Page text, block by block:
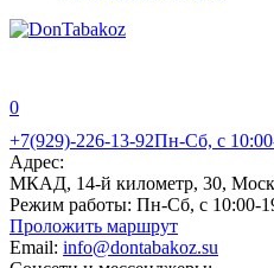
0
+7(929)-226-13-92Пн-Сб, с
Адрес:
МКАД, 14-й километр, 30,
Режим работы: Пн-Сб, с 10:00-
Проложить маршрут
Email: info@dontabakoz.su